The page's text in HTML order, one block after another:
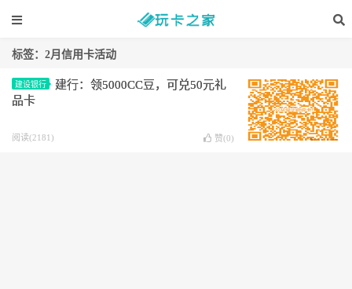
标签：2月信用卡活动
建设银行
建行：领5000CC豆，可兑50元礼
品卡
阅读(2181) 赞(0)